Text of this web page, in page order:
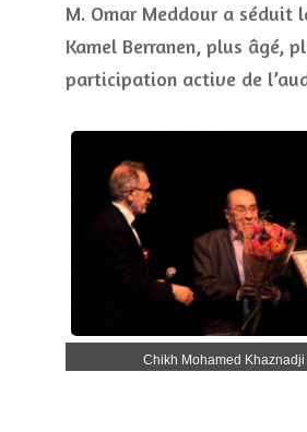
M. Omar Meddour a séduit
Kamel Berranen, plus âgé,
participation active de
Chikh Mohamed Khaznadji